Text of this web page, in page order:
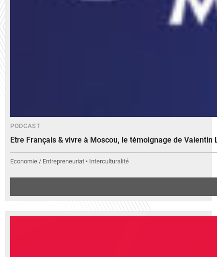
PODCAST
Etre Français & vivre à Moscou, le témoignage de Valentin
Economie / Entrepreneuriat • Interculturalité